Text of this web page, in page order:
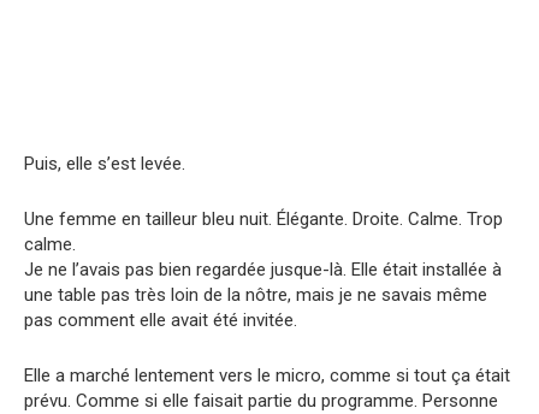
Puis, elle s’est levée.
Une femme en tailleur bleu nuit. Élégante. Droite. Calme. Trop
calme.
Je ne l’avais pas bien regardée jusque-là. Elle était installée à
une table pas très loin de la nôtre, mais je ne savais même
pas comment elle avait été invitée.
Elle a marché lentement vers le micro, comme si tout ça était
prévu. Comme si elle faisait partie du programme. Personne